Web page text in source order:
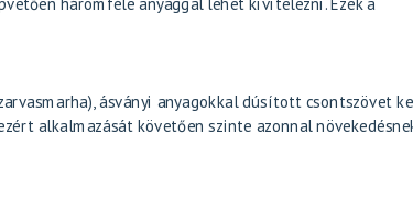
ásványi anyagokkal dúsított csontszövet
alkalmazását követően szinte azonnal